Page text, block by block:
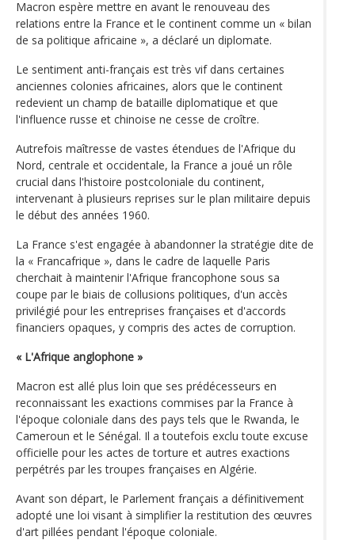
Macron espère mettre en avant le renouveau des
relations entre la France et le continent comme un « bilan
de sa politique africaine », a déclaré un diplomate.
Le sentiment anti-français est très vif dans certaines
anciennes colonies africaines, alors que le continent
redevient un champ de bataille diplomatique et que
l'influence russe et chinoise ne cesse de croître.
Autrefois maîtresse de vastes étendues de l'Afrique du
Nord, centrale et occidentale, la France a joué un rôle
crucial dans l'histoire postcoloniale du continent,
intervenant à plusieurs reprises sur le plan militaire depuis
le début des années 1960.
La France s'est engagée à abandonner la stratégie dite de
la « Francafrique », dans le cadre de laquelle Paris
cherchait à maintenir l'Afrique francophone sous sa
coupe par le biais de collusions politiques, d'un accès
privilégié pour les entreprises françaises et d'accords
financiers opaques, y compris des actes de corruption.
« L'Afrique anglophone »
Macron est allé plus loin que ses prédécesseurs en
reconnaissant les exactions commises par la France à
l'époque coloniale dans des pays tels que le Rwanda, le
Cameroun et le Sénégal. Il a toutefois exclu toute excuse
officielle pour les actes de torture et autres exactions
perpétrés par les troupes françaises en Algérie.
Avant son départ, le Parlement français a définitivement
adopté une loi visant à simplifier la restitution des œuvres
d'art pillées pendant l'époque coloniale.